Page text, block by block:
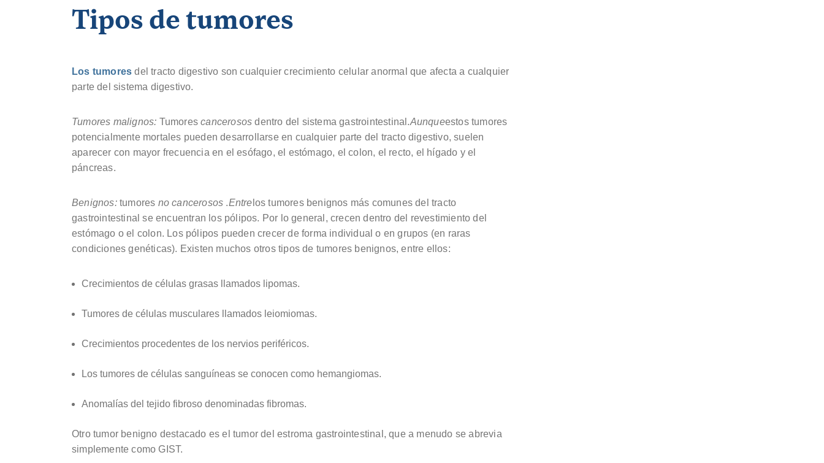
Tipos de tumores
Los tumores del tracto digestivo son cualquier crecimiento celular anormal que afecta a cualquier
parte del sistema digestivo.
Tumores malignos: Tumores cancerososdentro del sistema gastrointestinal.Aunqueestos tumores
potencialmente mortales pueden desarrollarse en cualquier parte del tracto digestivo, suelen
aparecer con mayor frecuencia en el esófago, el estómago, el colon, el recto, el hígado y el
páncreas.
Benignos: tumores no cancerosos .Entre los tumores benignos más comunes del tracto
gastrointestinal se encuentran los pólipos. Por lo general, crecen dentro del revestimiento del
estómago o el colon. Los pólipos pueden crecer de forma individual o en grupos (en raras
condiciones genéticas). Existen muchos otros tipos de tumores benignos, entre ellos:
Crecimientos de células grasas llamados lipomas.
Tumores de células musculares llamados leiomiomas.
Crecimientos procedentes de los nervios periféricos.
Los tumores de células sanguíneas se conocen como hemangiomas.
Anomalías del tejido fibroso denominadas fibromas.
Otro tumor benigno destacado es el tumor del estroma gastrointestinal, que a menudo se abrevia
simplemente como GIST.